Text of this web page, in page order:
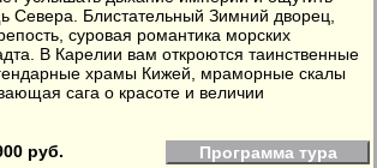
Севера. Блистательный Зимний дворец,
суровая романтика морских
В Карелии вам откроются таинственные
храмы Кижей, мраморные скалы
сага о красоте и величии
руб. Программа тура